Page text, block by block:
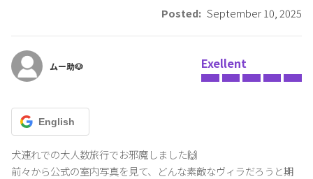
Posted: September 10, 2025
ムー助🐶 Exellent
English
犬連れでの大人数旅行でお邪魔しました🙌
前々から公式の室内写真を見て、どんな素敵なヴィラだろうと期